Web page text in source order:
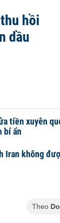
hồi
dầu
tiền xuyên
bí ẩn
Iran không
Theo